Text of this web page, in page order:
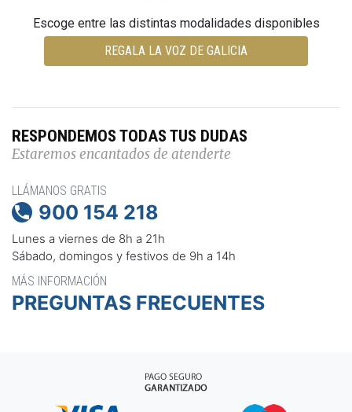
Escoge entre las distintas modalidades disponibles
REGALA LA VOZ DE GALICIA
RESPONDEMOS TODAS TUS DUDAS
Estaremos encantados de atenderte
LLÁMANOS GRATIS
 900 154 218
Lunes a viernes de 8h a 21h
Sábado, domingos y festivos de 9h a 14h
MÁS INFORMACIÓN
PREGUNTAS FRECUENTES